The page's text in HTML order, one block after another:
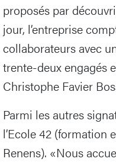
proposés par
jour, l’entreprise
collaborateurs avec
trente-deux engagés
Christophe Favier
Parmi les autres
l’Ecole 42 (formation
Renens). «Nous